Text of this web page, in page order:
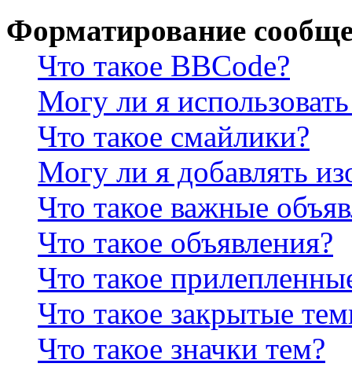
Форматирование
Что такое BBCode?
Могу ли я
Что такое смайлики?
Могу ли я добавлять
Что такое важные
Что такое объявления?
Что такое
Что такое закрытые
Что такое значки тем?